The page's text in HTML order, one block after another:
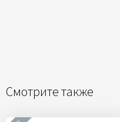
Смотрите также